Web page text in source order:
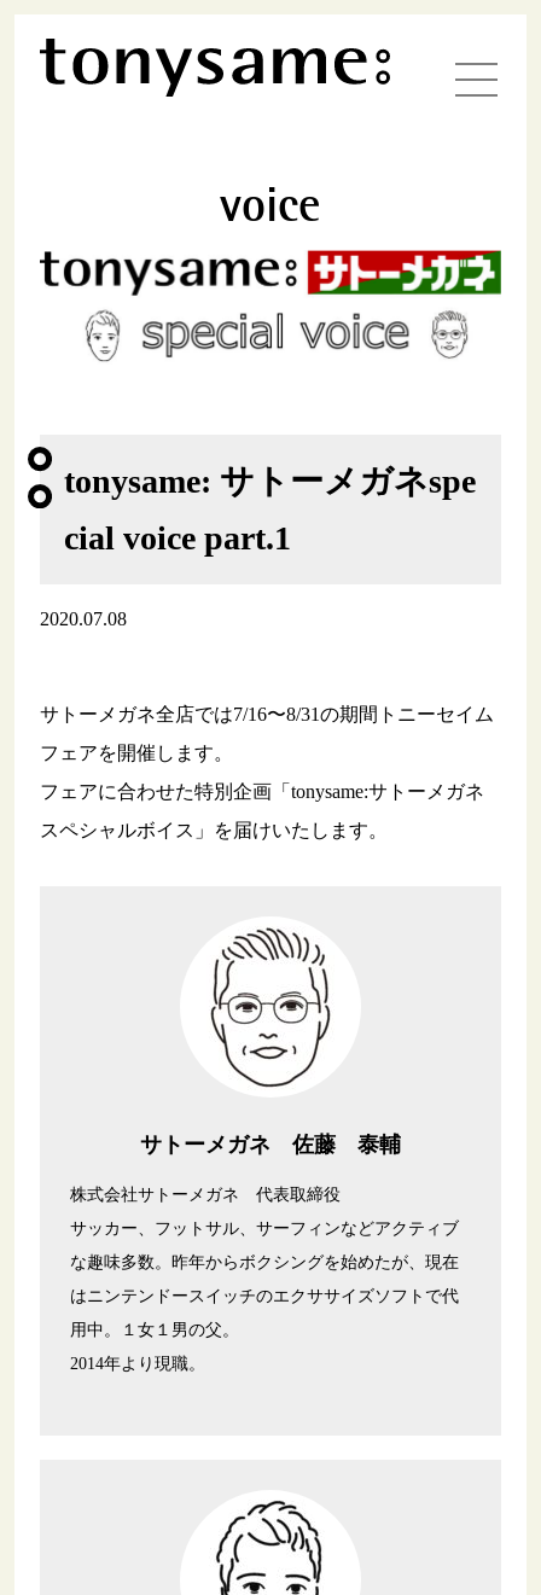
voice
tonysame: サトーメガネspe
cial voice part.1
2020.07.08
サトーメガネ全店では7/16〜8/31の期間トニーセイム
フェアを開催します。
フェアに合わせた特別企画「tonysame:サトーメガネ
スペシャルボイス」を届けいたします。
サトーメガネ 佐藤 泰輔
株式会社サトーメガネ 代表取締役
サッカー、フットサル、サーフィンなどアクティブ
な趣味多数。昨年からボクシングを始めたが、現在
はニンテンドースイッチのエクササイズソフトで代
用中。１女１男の父。
2014年より現職。